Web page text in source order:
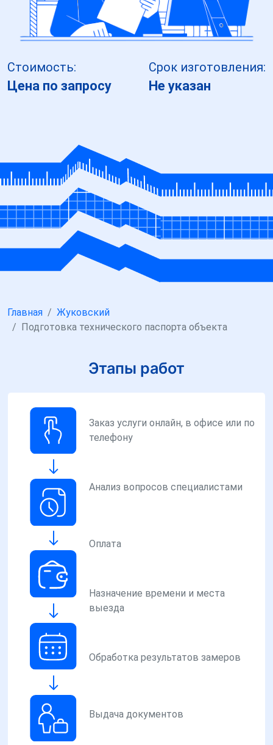
Стоимость:
Цена по запросу
Срок изготовления:
Не указан
Главная
Жуковский
Подготовка технического паспорта объекта
Этапы работ
Заказ услуги онлайн, в офисе или по
телефону
Анализ вопросов специалистами
Оплата
Назначение времени и места
выезда
Обработка результатов замеров
Выдача документов